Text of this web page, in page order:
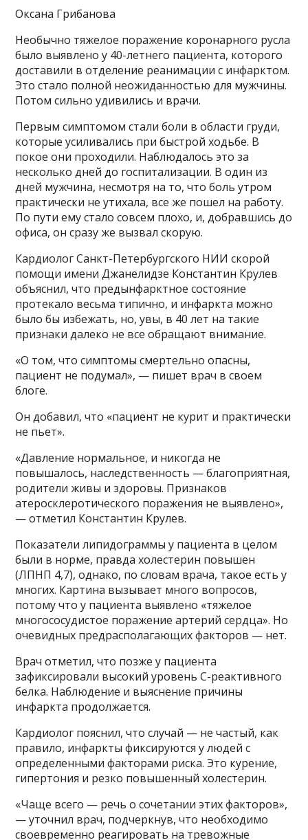
Оксана Грибанова
Необычно тяжелое поражение коронарного русла
было выявлено у 40-летнего пациента, которого
доставили в отделение реанимации с инфарктом.
Это стало полной неожиданностью для мужчины.
Потом сильно удивились и врачи.
Первым симптомом стали боли в области груди,
которые усиливались при быстрой ходьбе. В
покое они проходили. Наблюдалось это за
несколько дней до госпитализации. В один из
дней мужчина, несмотря на то, что боль утром
практически не утихала, все же пошел на работу.
По пути ему стало совсем плохо, и, добравшись до
офиса, он сразу же вызвал скорую.
Кардиолог Санкт-Петербургского НИИ скорой
помощи имени Джанелидзе Константин Крулев
объяснил, что предынфарктное состояние
протекало весьма типично, и инфаркта можно
было бы избежать, но, увы, в 40 лет на такие
признаки далеко не все обращают внимание.
«О том, что симптомы смертельно опасны,
пациент не подумал», — пишет врач в своем
блоге.
Он добавил, что «пациент не курит и практически
не пьет».
«Давление нормальное, и никогда не
повышалось, наследственность — благоприятная,
родители живы и здоровы. Признаков
атеросклеротического поражения не выявлено»,
— отметил Константин Крулев.
Показатели липидограммы у пациента в целом
были в норме, правда холестерин повышен
(ЛПНП 4,7), однако, по словам врача, такое есть у
многих. Картина вызывает много вопросов,
потому что у пациента выявлено «тяжелое
многососудистое поражение артерий сердца». Но
очевидных предрасполагающих факторов — нет.
Врач отметил, что позже у пациента
зафиксировали высокий уровень С-реактивного
белка. Наблюдение и выяснение причины
инфаркта продолжается.
Кардиолог пояснил, что случай — не частый, как
правило, инфаркты фиксируются у людей с
определенными факторами риска. Это курение,
гипертония и резко повышенный холестерин.
«Чаще всего — речь о сочетании этих факторов»,
— уточнил врач, подчеркнув, что необходимо
своевременно реагировать на тревожные